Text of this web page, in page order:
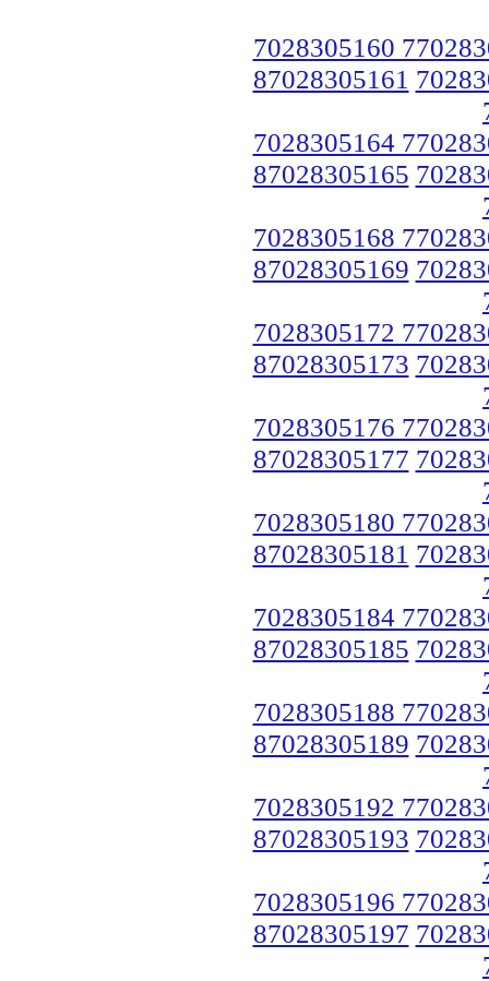
7028305160
87028305161
7028305164
87028305165
7028305168
87028305169
7028305172
87028305173
7028305176
87028305177
7028305180
87028305181
7028305184
87028305185
7028305188
87028305189
7028305192
87028305193
7028305196
87028305197